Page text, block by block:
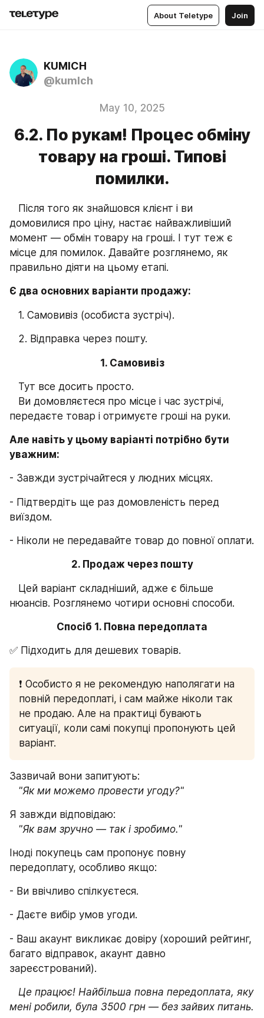
About Teletype Join
KUMICH
@kumlch
May 10, 2025
6.2. По рукам! Процес обміну
товару на гроші. Типові
помилки.
домовилися про ціну, настає найважливіший
момент — обмін товару на гроші. І тут теж є
місце для помилок. Давайте розглянемо, як
правильно діяти на цьому етапі.
Є два основних варіанти продажу:
   1. Самовивіз (особиста зустріч).
   2. Відправка через пошту.
1. Самовивіз
   Тут все досить просто.
передаєте товар і отримуєте гроші на руки.
Але навіть у цьому варіанті потрібно бути
уважним:
- Завжди зустрічайтеся у людних місцях.
- Підтвердіть ще раз домовленість перед
виїздом.
- Ніколи не передавайте товар до повної оплати.
2. Продаж через пошту
нюансів. Розглянемо чотири основні способи.
Спосіб 1. Повна передоплата
✅ Підходить для дешевих товарів.
❗️ Особисто я не рекомендую наполягати на
повній передоплаті, і сам майже ніколи так
не продаю. Але на практиці бувають
ситуації, коли самі покупці пропонують цей
варіант.
Зазвичай вони запитують:
   "Як ми можемо провести угоду?"
Я завжди відповідаю:
"Як вам зручно — так і зробимо."
Іноді покупець сам пропонує повну
передоплату, особливо якщо:
- Ви ввічливо спілкуєтеся.
- Даєте вибір умов угоди.
- Ваш акаунт викликає довіру (хороший рейтинг,
багато відправок, акаунт давно
зареєстрований).
мені робили, була 3500 грн — без зайвих питань.